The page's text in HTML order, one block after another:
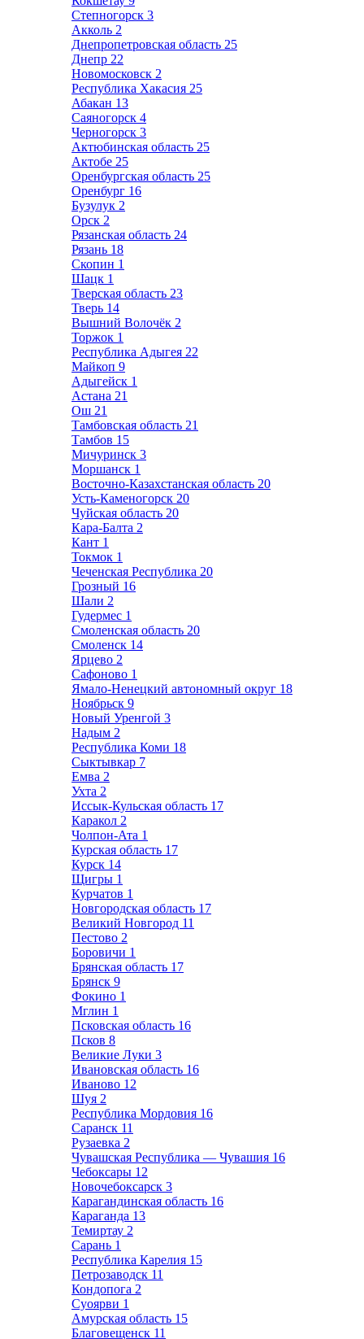
Степногорск 3
Акколь 2
Днепропетровская область 25
Днепр 22
Новомосковск 2
Республика Хакасия 25
Абакан 13
Саяногорск 4
Черногорск 3
Актюбинская область 25
Актобе 25
Оренбургская область 25
Оренбург 16
Бузулук 2
Орск 2
Рязанская область 24
Рязань 18
Скопин 1
Шацк 1
Тверская область 23
Тверь 14
Вышний Волочёк 2
Торжок 1
Республика Адыгея 22
Майкоп 9
Адыгейск 1
Астана 21
Ош 21
Тамбовская область 21
Тамбов 15
Мичуринск 3
Моршанск 1
Восточно-Казахстанская область 20
Усть-Каменогорск 20
Чуйская область 20
Кара-Балта 2
Кант 1
Токмок 1
Чеченская Республика 20
Грозный 16
Шали 2
Гудермес 1
Смоленская область 20
Смоленск 14
Ярцево 2
Сафоново 1
Ямало-Ненецкий автономный округ 18
Ноябрьск 9
Новый Уренгой 3
Надым 2
Республика Коми 18
Сыктывкар 7
Емва 2
Ухта 2
Иссык-Кульская область 17
Каракол 2
Чолпон-Ата 1
Курская область 17
Курск 14
Щигры 1
Курчатов 1
Новгородская область 17
Великий Новгород 11
Пестово 2
Боровичи 1
Брянская область 17
Брянск 9
Фокино 1
Мглин 1
Псковская область 16
Псков 8
Великие Луки 3
Ивановская область 16
Иваново 12
Шуя 2
Республика Мордовия 16
Саранск 11
Рузаевка 2
Чувашская Республика — Чувашия 16
Чебоксары 12
Новочебоксарск 3
Карагандинская область 16
Караганда 13
Темиртау 2
Сарань 1
Республика Карелия 15
Петрозаводск 11
Кондопога 2
Суоярви 1
Амурская область 15
Благовещенск 11